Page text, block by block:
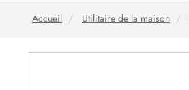
Accueil Utilitaire de la maison